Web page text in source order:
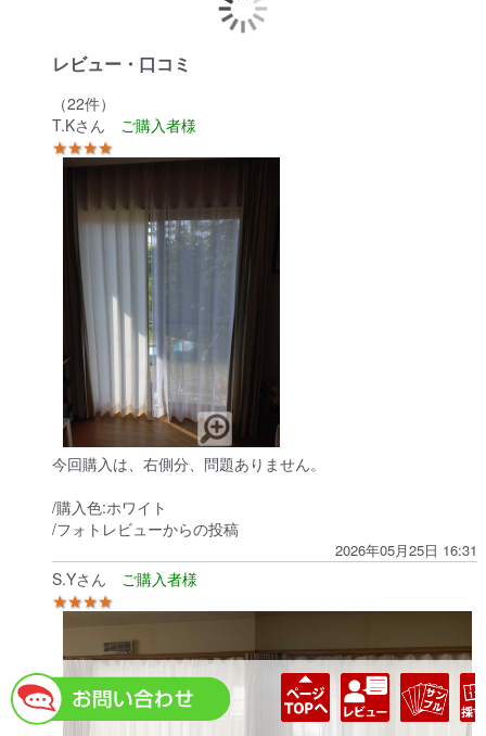
レビュー・口コミ
（22件）
T.Kさん
★★★★
今回購入は、右側分、問題ありません。
/購入色:ホワイト
/フォトレビューからの投稿
2026年05月25日 16:31
S.Yさん
★★★★